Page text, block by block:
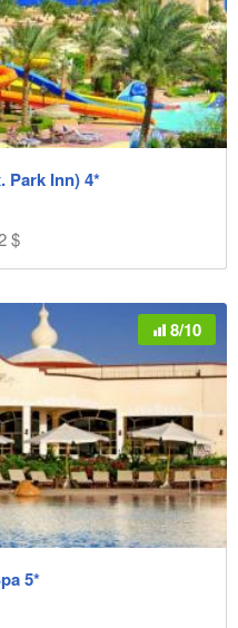
Park Inn) 4*
$
8/10
5*